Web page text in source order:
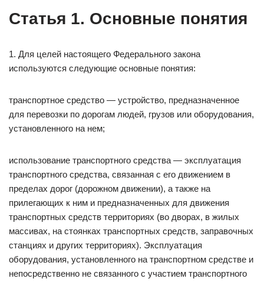
Статья 1. Основные понятия
1. Для целей настоящего Федерального закона
используются следующие основные понятия:
транспортное средство — устройство, предназначенное
для перевозки по дорогам людей, грузов или оборудования,
установленного на нем;
использование транспортного средства — эксплуатация
транспортного средства, связанная с его движением в
пределах дорог (дорожном движении), а также на
прилегающих к ним и предназначенных для движения
транспортных средств территориях (во дворах, в жилых
массивах, на стоянках транспортных средств, заправочных
станциях и других территориях). Эксплуатация
оборудования, установленного на транспортном средстве и
непосредственно не связанного с участием транспортного